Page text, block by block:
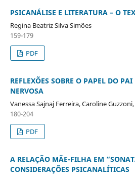
PSICANÁLISE E LITERATURA – O
Regina Beatriz Silva Simões
159-179
PDF
REFLEXÕES SOBRE O PAPEL DO
NERVOSA
Vanessa Sajnaj Ferreira, Caroline
180-204
PDF
A RELAÇÃO MÃE-FILHA EM
CONSIDERAÇÕES PSICANALÍTICAS